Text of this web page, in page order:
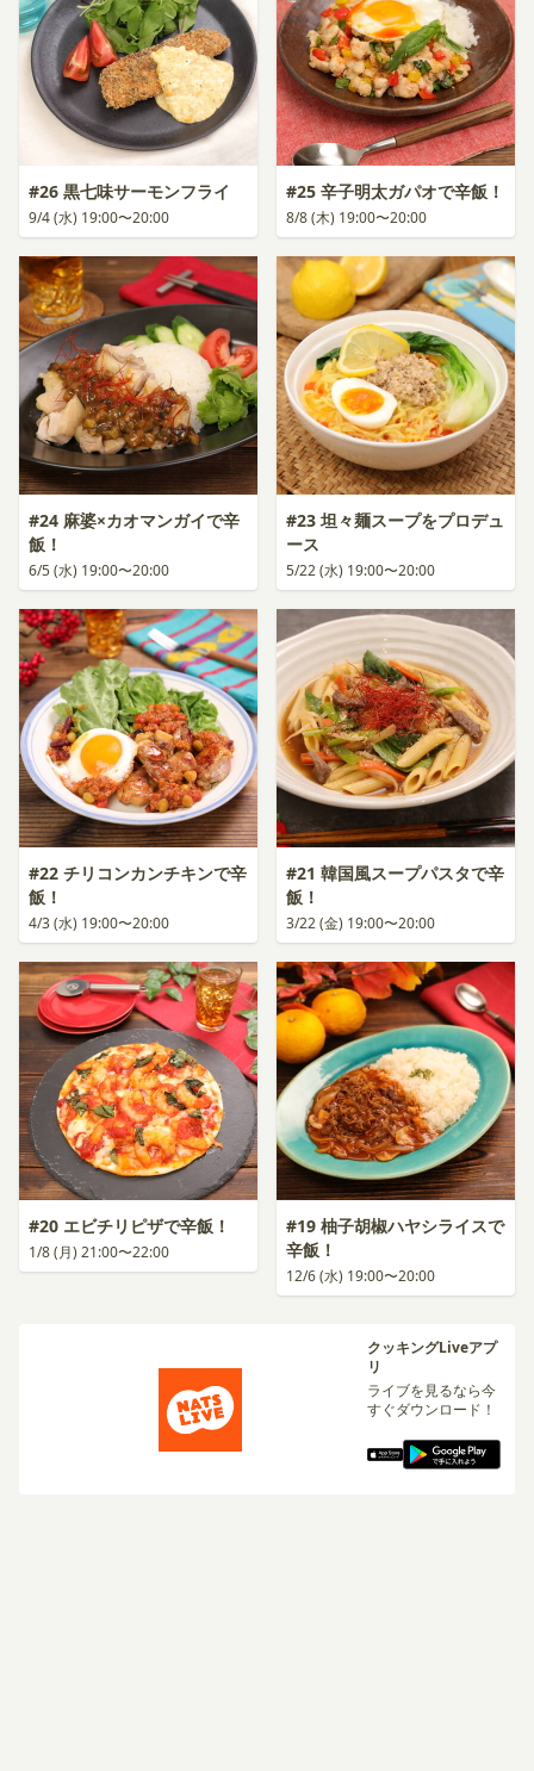
#26 黒七味サーモンフライ
9/4 (水) 19:00〜20:00
#25 辛子明太ガパオで辛飯！
8/8 (木) 19:00〜20:00
#24 麻婆×カオマンガイで辛
飯！
6/5 (水) 19:00〜20:00
#23 坦々麺スープをプロデュ
ース
5/22 (水) 19:00〜20:00
#22 チリコンカンチキンで辛
飯！
4/3 (水) 19:00〜20:00
#21 韓国風スープパスタで辛
飯！
3/22 (金) 19:00〜20:00
#20 エビチリピザで辛飯！
1/8 (月) 21:00〜22:00
#19 柚子胡椒ハヤシライスで
辛飯！
12/6 (水) 19:00〜20:00
クッキングLiveアプ
リ
ライブを見るなら今
すぐダウンロード！